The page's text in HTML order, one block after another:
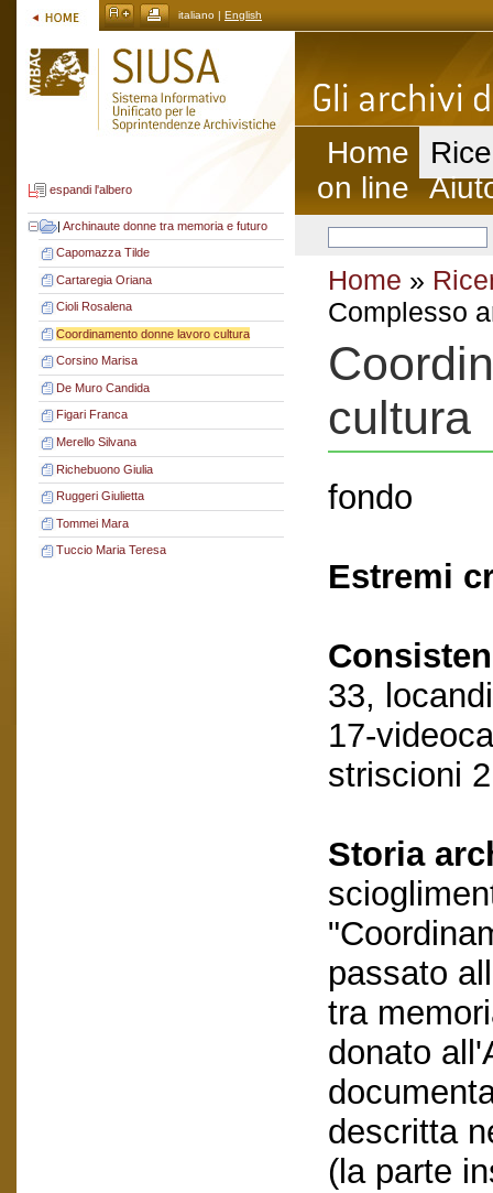
italiano | English
espandi l'albero
| Archinaute donne tra memoria e futuro
Capomazza Tilde
Cartaregia Oriana
Cioli Rosalena
Coordinamento donne lavoro cultura
Corsino Marisa
De Muro Candida
Figari Franca
Merello Silvana
Richebuono Giulia
Ruggeri Giulietta
Tommei Mara
Tuccio Maria Teresa
Home
on line
Home »
Complesso
cultura
fondo
Estremi
33,
17-
striscioni
Storia
passato
tra
donato
descritta
(la parte